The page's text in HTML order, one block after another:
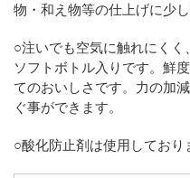
物・和え物等の仕上げに少
○注いでも空気に触れにく
ソフトボトル入りです。鮮
てのおいしさです。力の加
ぐ事ができます。
○酸化防止剤は使用しており